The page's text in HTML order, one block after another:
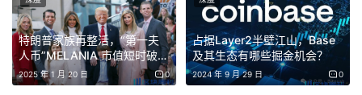
一种在以太坊区块链上的ERC-20 代币，与BTC 1:1 锚定。
但最近，wBTC 正处于大家关注的风口浪尖，也经历着一场
信任危机 — 由于近期 wBTC 背后的企业主体 BitGO 发布了
特朗普家族再整活，“第一夫
人币”MELANIA 市值短时破百
亿，多个代币细节惹市场争议
2025 年 1 月 20 日 0
占据Layer2半壁江山，Base
及其生态有哪些掘金机会？
2024 年 9 月 29 日 0